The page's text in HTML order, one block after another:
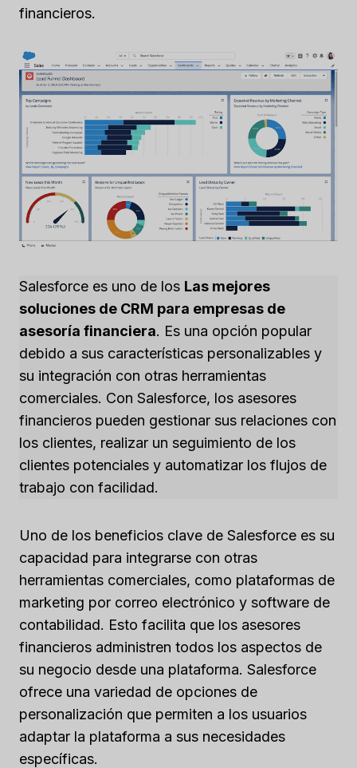
financieros.
Salesforce es uno de los Las mejores
soluciones de CRM para empresas de
asesoría financiera. Es una opción popular
debido a sus características personalizables y
su integración con otras herramientas
comerciales. Con Salesforce, los asesores
financieros pueden gestionar sus relaciones con
los clientes, realizar un seguimiento de los
clientes potenciales y automatizar los flujos de
trabajo con facilidad.
Uno de los beneficios clave de Salesforce es su
capacidad para integrarse con otras
herramientas comerciales, como plataformas de
marketing por correo electrónico y software de
contabilidad. Esto facilita que los asesores
financieros administren todos los aspectos de
su negocio desde una plataforma. Salesforce
ofrece una variedad de opciones de
personalización que permiten a los usuarios
adaptar la plataforma a sus necesidades
específicas.